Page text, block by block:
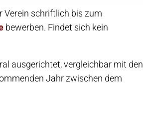
Verein schriftlich bis zum
bewerben. Findet sich kein
ausgerichtet, vergleichbar mit den
Jahr zwischen dem